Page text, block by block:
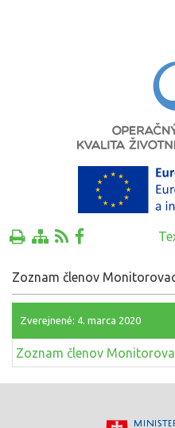
Zoznam členov
Zverejnené: 4. marca 2020
Zoznam členov